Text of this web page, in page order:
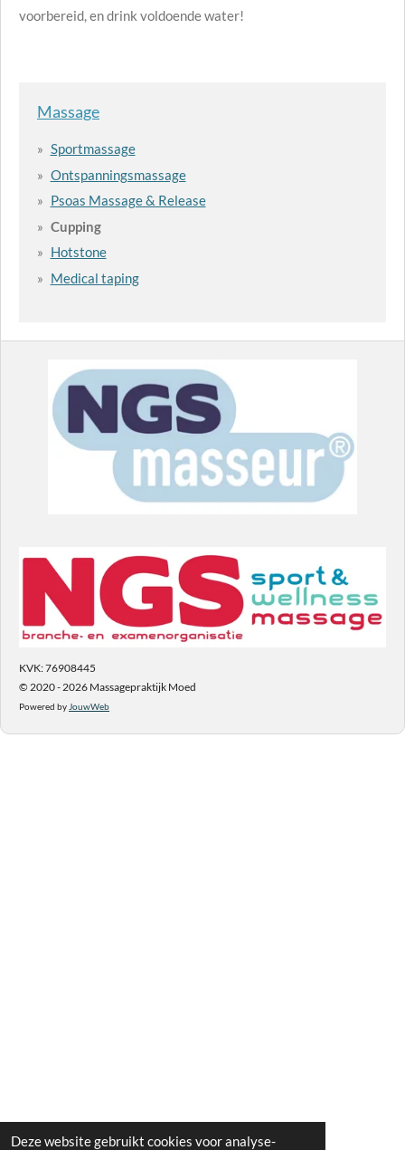
Deze website gebruikt cookies voor analyse-
voorbereid, en drink voldoende water!
Massage
Sportmassage
Ontspanningsmassage
Psoas Massage & Release
Cupping
Hotstone
Medical taping
KVK: 76908445
© 2020 - 2026 Massagepraktijk Moed
Powered by JouwWeb